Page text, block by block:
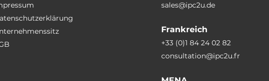
sales@ipc2u.de
Frankreich
+33 (0)1 84 24 02 82
consultation@ipc2u.fr